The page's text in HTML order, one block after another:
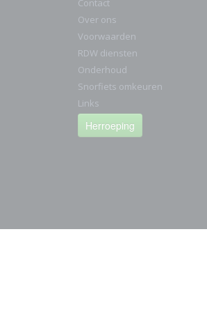
Contact
Over ons
Voorwaarden
RDW diensten
Onderhoud
Snorfiets omkeuren
Links
Herroeping